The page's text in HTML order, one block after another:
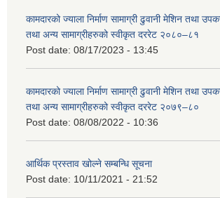
कामदारको ज्याला निर्माण सामाग्री ढुवानी मेशिन तथा
तथा अन्य सामाग्रीहरुको स्वीकृत दररेट २०८०–८१
Post date: 08/17/2023 - 13:45
कामदारको ज्याला निर्माण सामाग्री ढुवानी मेशिन तथा
तथा अन्य सामाग्रीहरुको स्वीकृत दररेट २०७९–८०
Post date: 08/08/2022 - 10:36
आर्थिक प्रस्ताव खोल्ने सम्बन्धि सूचना
Post date: 10/11/2021 - 21:52